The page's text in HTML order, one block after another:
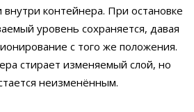
внутри контейнера. При остановке
уровень сохраняется, давая
с того же положения.
стирает изменяемый слой, но
неизменённым.